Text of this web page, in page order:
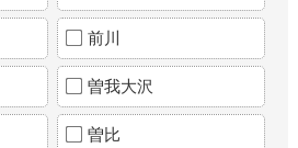
前川
曽我大沢
曽比